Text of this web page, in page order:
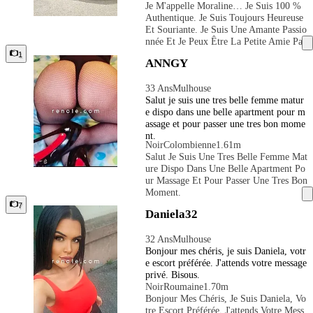
Légantes Et Inoubliables.
xpérience ensemble inoubliable et partag
er mes fantasmes et mes plaisirs avec des
hommes intelligents et perspicaces qui
n'ont pas peur de profiter du meilleur de
une personnalité chaleureuse.
Je M'appelle Moraline… Je Suis 100 %
Authentique. Je Suis Toujours Heureuse
Et Souriante. Je Suis Une Amante Passio
Nnée Et Je Peux Être La Petite Amie Par
Faite Et Bien Plus Encore. J'aimerais Re
Ndre Notre Expérience Ensemble Inoubli
Plaisirs Avec Des Hommes Intelligents E
T Perspicaces Qui N'ont Pas Peur De Pro
Fiter Du Meilleur De La Vie. J'ai Un Gra
Nd Sens De L'humour Et Une Personnali
Té Chaleureuse.
1
ANNGY
33 AnsMulhouse
Salut je suis une tres belle femme matur
e dispo dans une belle apartment pour m
assage et pour passer une tres bon mome
nt.
NoirColombienne1.61m
Salut Je Suis Une Tres Belle Femme Mat
Ure Dispo Dans Une Belle Apartment Po
Ur Massage Et Pour Passer Une Tres Bon
Moment.
7
Daniela32
32 AnsMulhouse
Bonjour mes chéris, je suis Daniela, votr
e escort préférée. J'attends votre message
privé. Bisous.
NoirRoumaine1.70m
Bonjour Mes Chéris, Je Suis Daniela, Vo
Tre Escort Préférée. J'attends Votre Mess